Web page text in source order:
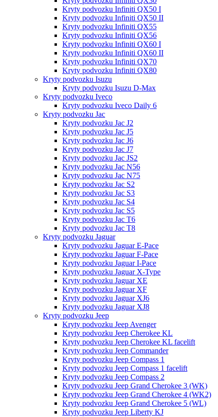
Kryty podvozku Infiniti QX50 I
Kryty podvozku Infiniti QX50 II
Kryty podvozku Infiniti QX55
Kryty podvozku Infiniti QX56
Kryty podvozku Infiniti QX60 I
Kryty podvozku Infiniti QX60 II
Kryty podvozku Infiniti QX70
Kryty podvozku Infiniti QX80
Kryty podvozku Isuzu
Kryty podvozku Isuzu D-Max
Kryty podvozku Iveco
Kryty podvozku Iveco Daily 6
Kryty podvozku Jac
Kryty podvozku Jac J2
Kryty podvozku Jac J5
Kryty podvozku Jac J6
Kryty podvozku Jac J7
Kryty podvozku Jac JS2
Kryty podvozku Jac N56
Kryty podvozku Jac N75
Kryty podvozku Jac S2
Kryty podvozku Jac S3
Kryty podvozku Jac S4
Kryty podvozku Jac S5
Kryty podvozku Jac T6
Kryty podvozku Jac T8
Kryty podvozku Jaguar
Kryty podvozku Jaguar E-Pace
Kryty podvozku Jaguar F-Pace
Kryty podvozku Jaguar I-Pace
Kryty podvozku Jaguar X-Type
Kryty podvozku Jaguar XE
Kryty podvozku Jaguar XF
Kryty podvozku Jaguar XJ6
Kryty podvozku Jaguar XJ8
Kryty podvozku Jeep
Kryty podvozku Jeep Avenger
Kryty podvozku Jeep Cherokee KL
Kryty podvozku Jeep Cherokee KL facelift
Kryty podvozku Jeep Commander
Kryty podvozku Jeep Compass 1
Kryty podvozku Jeep Compass 1 facelift
Kryty podvozku Jeep Compass 2
Kryty podvozku Jeep Grand Cherokee 3 (WK)
Kryty podvozku Jeep Grand Cherokee 4 (WK2)
Kryty podvozku Jeep Grand Cherokee 5 (WL)
Kryty podvozku Jeep Liberty KJ